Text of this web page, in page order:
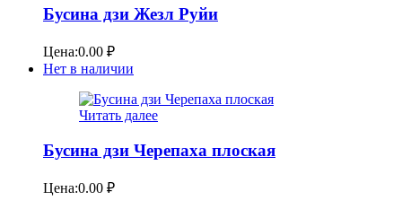
Бусина дзи Жезл Руйи
Цена:0.00 ₽
Нет в наличии
Читать далее
Бусина дзи Черепаха плоская
Цена:0.00 ₽